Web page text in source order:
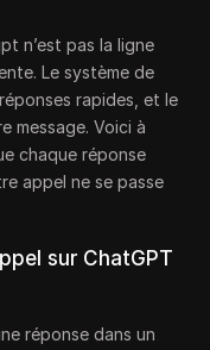
n’est pas la ligne
Le système de
rapides, et le
message. Voici à
chaque réponse
appel ne se passe
sur ChatGPT
réponse dans un